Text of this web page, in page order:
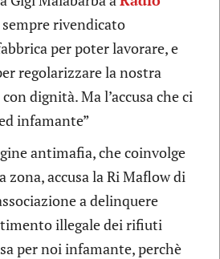
sempre rivendicato
per poter lavorare, e
regolarizzare la nostra
dignità. Ma l’accusa che ci
infamante”
antimafia, che coinvolge
zona, accusa la Ri Maflow di
a delinquere
illegale dei rifiuti
per noi infamante, perchè